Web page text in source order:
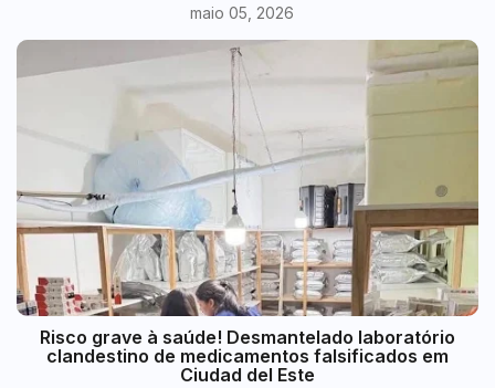
maio 05, 2026
Risco grave à saúde! Desmantelado laboratório
clandestino de medicamentos falsificados em
Ciudad del Este